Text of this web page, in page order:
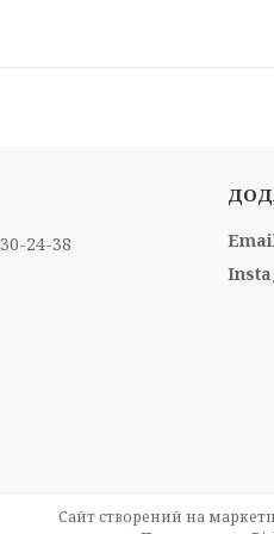
24-38
Сайт створений на